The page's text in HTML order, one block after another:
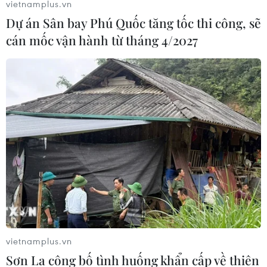
Bầu cử giữa kỳ Mỹ: Cơ hội tái cử của Tổng
thống Donald Trump
09/11/2018 09:30
Dù mất quyền kiểm soát Hạ viện vào tay đảng Dân chủ
trong bầu cử giữa nhiệm kỳ, nhưng tuyệt đại đa số ứng
cử viên được Tổng thống Mỹ Donald Trump trợ giúp vận
động tranh cử đều giành chiến thắng.
vietnamplus.vn
Dự án Sân bay Phú Quốc tăng tốc thi công, sẽ
cán mốc vận hành từ tháng 4/2027
vietnamplus.vn
Sơn La công bố tình huống khẩn cấp về thiên